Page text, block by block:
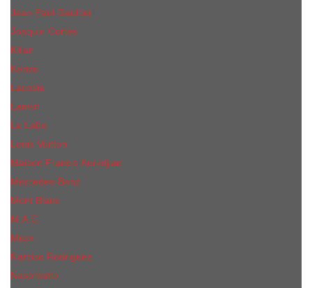
Jean Paul Gaultier
Joaquin Сortes
Kilian
Kenzo
Lacoste
Lanvin
Le Labo
Louis Vuitton
Maison Francis Kurkdjian
Mercedes-Benz
Mont Blanc
M.А.C.
Mexx
Narciso Rodriguez
Nasomatto